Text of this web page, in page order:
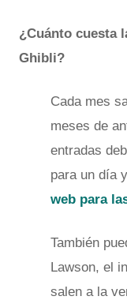
¿Cuánto cuesta
Ghibli?
Cada mes
meses de
entradas
para un día
web para
También
Lawson, el
salen a la